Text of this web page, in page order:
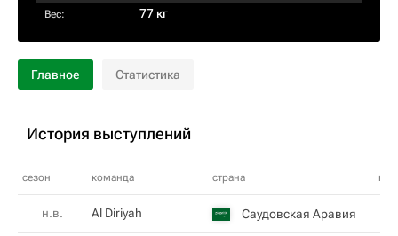
Вес: 77 кг
Главное Статистика
История выступлений
сезон команда страна
н.в. Al Diriyah Саудовская Аравия